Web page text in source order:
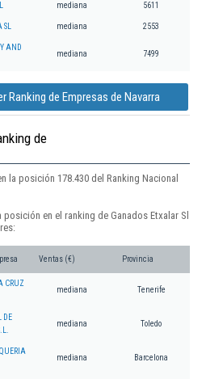
mediana 5611
SL mediana 2553
AND
mediana 7499
Ranking de Empresas de Navarra
de
la posición 178.430 del Ranking Nacional
en el ranking de Ganados Etxalar Sl
Ventas (€) Provincia
CRUZ
mediana Tenerife
DE
mediana Toledo
mediana Barcelona